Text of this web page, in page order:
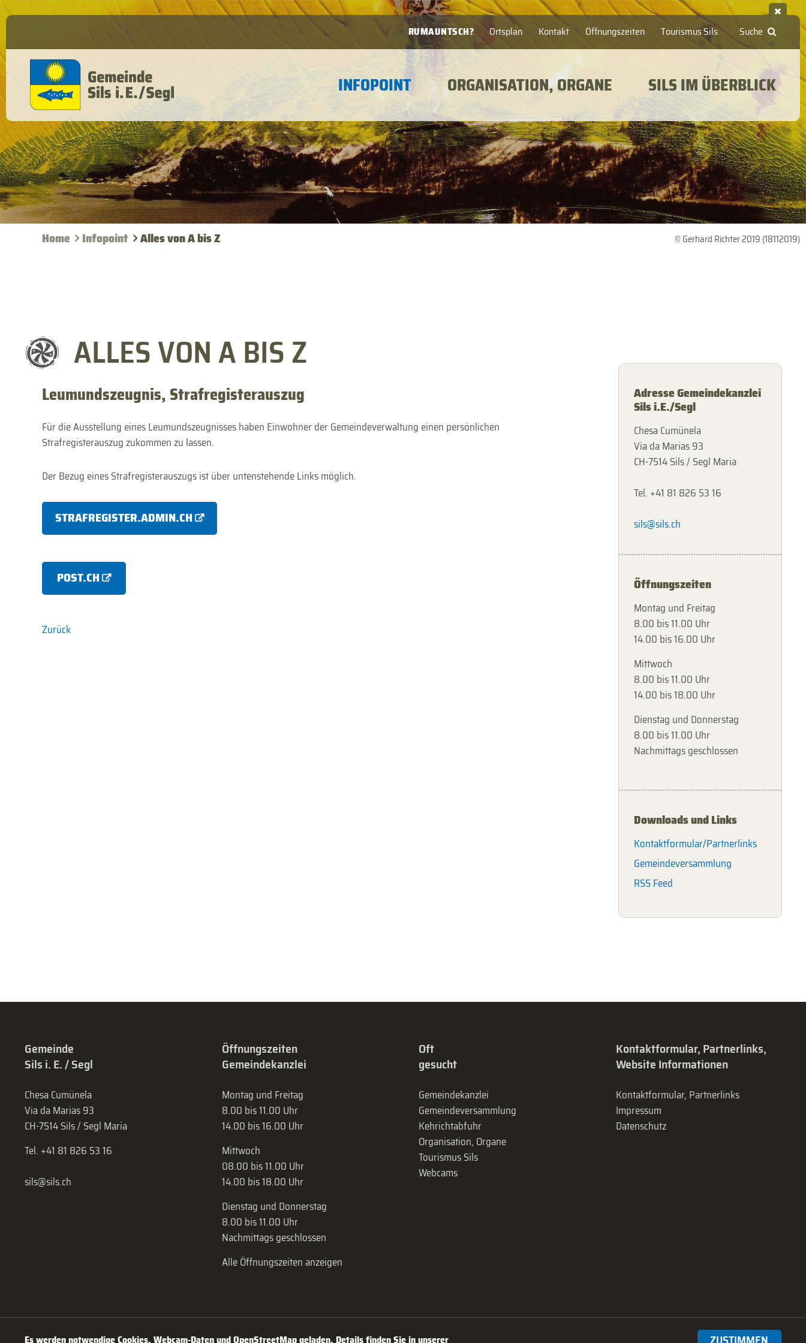
Suche
Ortsplan Kontakt Öffnungszeiten Tourismus Sils
RUMAUNTSCH?
INFOPOINT ORGANISATION, ORGANE SILS IM ÜBERBLICK
© Gerhard Richter 2019 (18112019)
Home Infopoint Alles von A bis Z
ALLES VON A BIS Z
Leumundszeugnis, Strafregisterauszug
Für die Ausstellung eines Leumundszeugnisses haben Einwohner der Gemeindeverwaltung einen persönlichen
Strafregisterauszug zukommen zu lassen.
Der Bezug eines Strafregisterauszugs ist über untenstehende Links möglich.
STRAFREGISTER.ADMIN.CH
POST.CH
Zurück
Adresse Gemeindekanzlei
Sils i.E./Segl
Chesa Cumünela
Via da Marias 93
CH-7514 Sils / Segl Maria
Tel. +41 81 826 53 16
sils@sils.ch
Öffnungszeiten
Montag und Freitag
8.00 bis 11.00 Uhr
14.00 bis 16.00 Uhr
Mittwoch
8.00 bis 11.00 Uhr
14.00 bis 18.00 Uhr
Dienstag und Donnerstag
8.00 bis 11.00 Uhr
Nachmittags geschlossen
Downloads und Links
Kontaktformular/Partnerlinks
Gemeindeversammlung
RSS Feed
Gemeinde
Sils i. E. / Segl
Chesa Cumünela
Via da Marias 93
CH-7514 Sils / Segl Maria
Tel. +41 81 826 53 16
sils@sils.ch
Öffnungszeiten
Gemeindekanzlei
Montag und Freitag
8.00 bis 11.00 Uhr
14.00 bis 16.00 Uhr
Mittwoch
08.00 bis 11.00 Uhr
14.00 bis 18.00 Uhr
Dienstag und Donnerstag
8.00 bis 11.00 Uhr
Nachmittags geschlossen
Alle Öffnungszeiten anzeigen
Oft
gesucht
Gemeindekanzlei
Gemeinde­versammlung
Kehrichtabfuhr
Organisation, Organe
Tourismus Sils
Webcams
Kontaktformular, Partnerlinks,
Website Informationen
Kontaktformular, Partnerlinks
Impressum
Datenschutz
Es werden notwendige Cookies, Webcam-Daten und OpenStreetMap geladen. Details finden Sie in unserer